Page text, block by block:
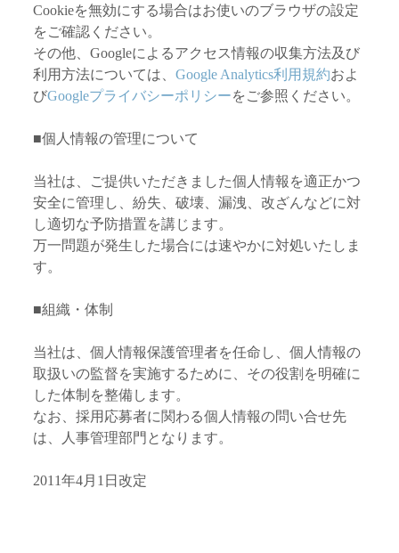
Cookieを無効にする場合はお使いのブラウザの設定
をご確認ください。
その他、Googleによるアクセス情報の収集方法及び
利用方法については、Google Analytics利用規約およ
びGoogleプライバシーポリシーをご参照ください。
■個人情報の管理について
当社は、ご提供いただきました個人情報を適正かつ
安全に管理し、紛失、破壊、漏洩、改ざんなどに対
し適切な予防措置を講じます。
万一問題が発生した場合には速やかに対処いたしま
す。
■組織・体制
当社は、個人情報保護管理者を任命し、個人情報の
取扱いの監督を実施するために、その役割を明確に
した体制を整備します。
なお、採用応募者に関わる個人情報の問い合せ先
は、人事管理部門となります。
2011年4月1日改定